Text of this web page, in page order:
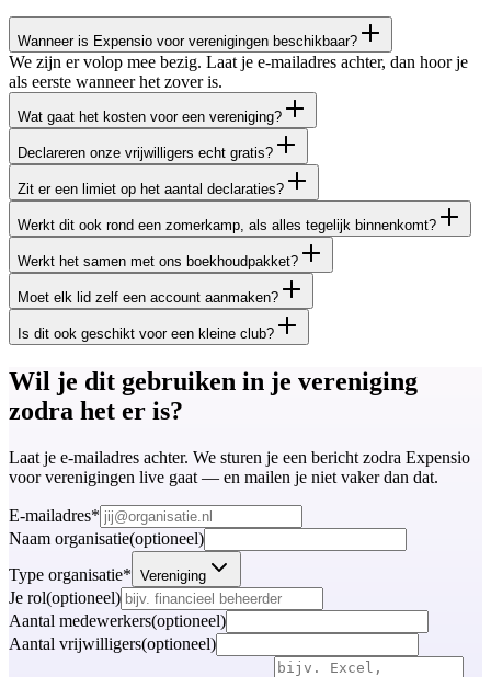
Wanneer is Expensio voor verenigingen beschikbaar?
We zijn er volop mee bezig. Laat je e-mailadres achter, dan hoor je
als eerste wanneer het zover is.
Wat gaat het kosten voor een vereniging?
Declareren onze vrijwilligers echt gratis?
Zit er een limiet op het aantal declaraties?
Werkt dit ook rond een zomerkamp, als alles tegelijk binnenkomt?
Werkt het samen met ons boekhoudpakket?
Moet elk lid zelf een account aanmaken?
Is dit ook geschikt voor een kleine club?
Wil je dit gebruiken in je vereniging
zodra het er is?
Laat je e-mailadres achter. We sturen je een bericht zodra Expensio
voor verenigingen live gaat — en mailen je niet vaker dan dat.
E-mailadres*
Naam organisatie(optioneel)
Type organisatie* Vereniging
Je rol(optioneel)
Aantal medewerkers(optioneel)
Aantal vrijwilligers(optioneel)